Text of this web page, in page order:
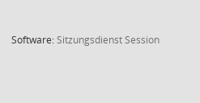
Software:SitzungsdienstSession(Wird in